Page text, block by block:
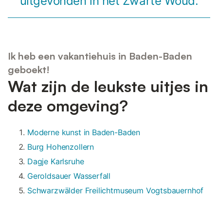
Ik heb een vakantiehuis in Baden-Baden
geboekt!
Wat zijn de leukste uitjes in
deze omgeving?
Moderne kunst in Baden-Baden
Burg Hohenzollern
Dagje Karlsruhe
Geroldsauer Wasserfall
Schwarzwälder Freilichtmuseum Vogtsbauernhof